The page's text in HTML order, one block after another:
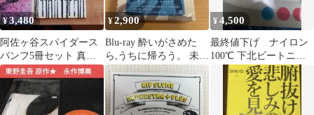
¥3,480
阿佐ヶ谷スパイダース
パンフ5冊セット 真夏
のビッチ/胎内/LAST
SHOW/
¥2,900
Blu-ray 酔いがさめた
ら,うちに帰ろう。 未開
封
¥4,500
最終値下げ ナイロン
100℃ 下北ビートニク
ス DVD&パンフレッ
ト 永作博美